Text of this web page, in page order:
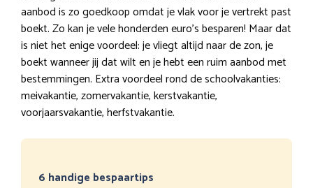
aanbod is zo goedkoop omdat je vlak voor je vertrekt past
boekt. Zo kan je vele honderden euro’s besparen! Maar dat
is niet het enige voordeel: je vliegt altijd naar de zon, je
boekt wanneer jij dat wilt en je hebt een ruim aanbod met
bestemmingen. Extra voordeel rond de schoolvakanties:
meivakantie, zomervakantie, kerstvakantie,
voorjaarsvakantie, herfstvakantie.
6 handige bespaartips